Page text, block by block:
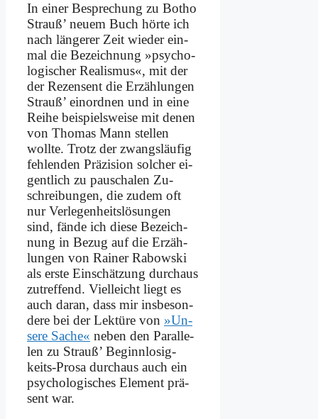
In ei­ner Be­spre­chung zu Bo­tho
Strauß’ neu­em Buch hör­te ich
nach län­ge­rer Zeit wie­der ein­
mal die Be­zeichnung »psy­cho­
lo­gi­scher Rea­lis­mus«, mit der
der Re­zen­sent die Er­zäh­lun­gen
Strauß’ ein­ord­nen und in ei­ne
Rei­he bei­spiels­wei­se mit de­nen
von Tho­mas Mann stel­len
woll­te. Trotz der zwangs­läu­fig
feh­len­den Präzi­sion sol­cher ei­
gent­lich zu pau­scha­len Zu­
schrei­bun­gen, die zu­dem oft
nur Ver­le­gen­heits­lö­sun­gen
sind, fän­de ich die­se Be­zeich­
nung in Be­zug auf die Er­zäh­
lun­gen von Rai­ner Ra­bow­ski
als er­ste Ein­schät­zung durch­aus
zu­tref­fend. Viel­leicht liegt es
auch dar­an, dass mir ins­be­son­
de­re bei der Lek­tü­re von »Un­
se­re Sa­che« ne­ben den Par­al­le­
len zu Strauß’ Be­ginn­lo­sig­
keits-Pro­sa durch­aus auch ein
psy­cho­lo­gi­sches Ele­ment prä­
sent war.